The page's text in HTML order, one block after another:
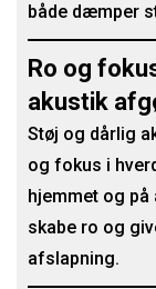
både dæmper
Ro og
akustik
Støj og dårlig
og fokus i
hjemmet og
skabe ro og
afslapning.